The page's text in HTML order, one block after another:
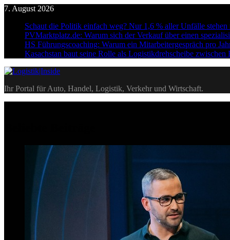
Skip
content
7. August 2026
Schaut die Politik einfach weg? Nur 1,6 % aller Unfälle
PVMarktplatz.de: Warum sich der Verkauf über einen
HS Führungscoaching: Warum ein Mitarbeitergespräch pro
Kasachstan baut seine Rolle als Logistikdrehscheibe zwischen
Logistik|Inside
Ihr Portal für Auto, Handel, Logistik, Verkehr und Wirtschaft.